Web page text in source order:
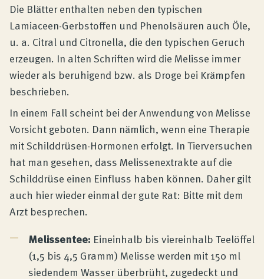
Die Blätter enthalten neben den typischen
Lamiaceen-Gerbstoffen und Phenolsäuren auch Öle,
u. a. Citral und Citronella, die den typischen Geruch
erzeugen. In alten Schriften wird die Melisse immer
wieder als beruhigend bzw. als Droge bei Krämpfen
beschrieben.
In einem Fall scheint bei der Anwendung von Melisse
Vorsicht geboten. Dann nämlich, wenn eine Therapie
mit Schilddrüsen-Hormonen erfolgt. In Tierversuchen
hat man gesehen, dass Melissenextrakte auf die
Schilddrüse einen Einfluss haben können. Daher gilt
auch hier wieder einmal der gute Rat: Bitte mit dem
Arzt besprechen.
Melissentee: Eineinhalb bis viereinhalb Teelöffel
(1,5 bis 4,5 Gramm) Melisse werden mit 150 ml
siedendem Wasser überbrüht, zugedeckt und